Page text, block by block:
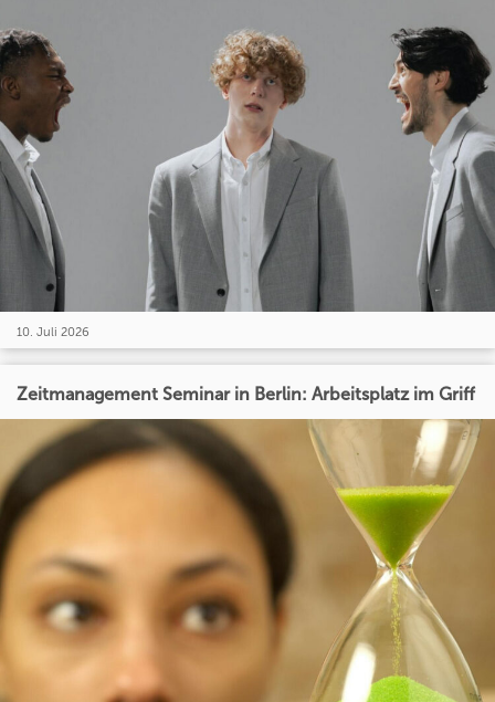
10. Juli 2026
Zeitmanagement Seminar in Berlin: Arbeitsplatz im Griff